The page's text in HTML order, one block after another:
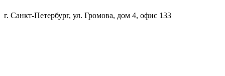
г. Санкт-Петербург, ул. Громова, дом 4, офис 133